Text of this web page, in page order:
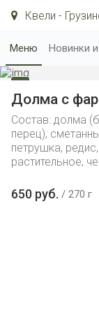
Квели -
Меню Новинки
Долма с
Состав: долма
перец),
петрушка,
растительное,
650 руб. 270 г